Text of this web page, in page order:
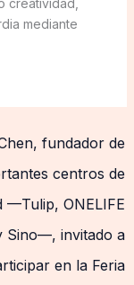
mediante
fundador de
centros de
—Tulip, ONELIFE
Sino—, invitado a
en la Feria